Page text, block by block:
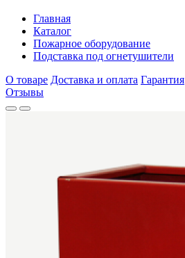
Главная
Каталог
Пожарное оборудование
Подставка под огнетушители
О товаре Доставка и оплата Гарантия
Отзывы